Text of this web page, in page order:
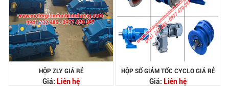
HỘP ZLY GIÁ RẺ
Giá: Liên hệ
HỘP SỐ GIẢM TỐC CYCLO GIÁ RẺ
Giá: Liên hệ